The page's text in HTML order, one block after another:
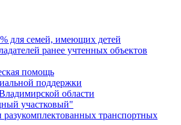
для семей, имеющих детей
ранее учтенных объектов
помощь
поддержки
области
участковый"
транспортных